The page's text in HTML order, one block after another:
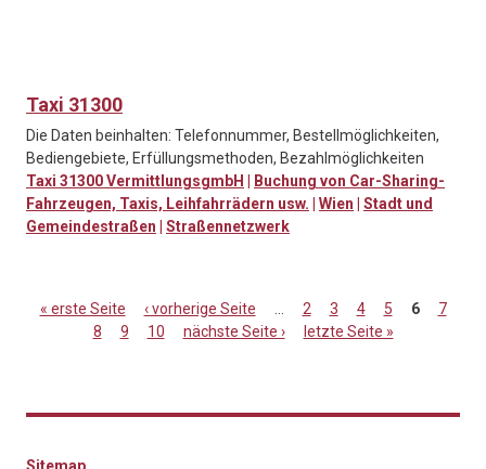
Taxi 31300
Die Daten beinhalten: Telefonnummer, Bestellmöglichkeiten,
Bediengebiete, Erfüllungsmethoden, Bezahlmöglichkeiten
Taxi 31300 VermittlungsgmbH
Buchung von Car-Sharing-
Fahrzeugen, Taxis, Leihfahrrädern usw.
Wien
Stadt und
Gemeindestraßen
Straßennetzwerk
« erste Seite ‹ vorherige Seite 2 3 4 5 6
7
8
9 10 nächste Seite › letzte Seite »